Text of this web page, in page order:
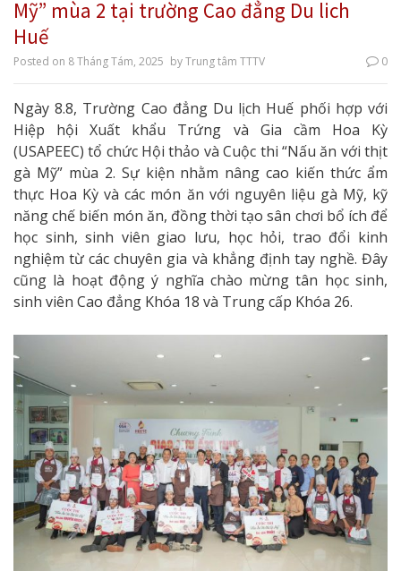
Mỹ” mùa 2 tại trường Cao đẳng Du lich
Huế
Posted on 8 Tháng Tám, 2025 byTrung tâm TTTV 0
Ngày 8.8, Trường Cao đẳng Du lịch Huế phối hợp với
Hiệp hội Xuất khẩu Trứng và Gia cầm Hoa Kỳ
(USAPEEC) tổ chức Hội thảo và Cuộc thi “Nấu ăn với thịt
gà Mỹ” mùa 2. Sự kiện nhằm nâng cao kiến thức ẩm
thực Hoa Kỳ và các món ăn với nguyên liệu gà Mỹ, kỹ
năng chế biến món ăn, đồng thời tạo sân chơi bổ ích để
học sinh, sinh viên giao lưu, học hỏi, trao đổi kinh
nghiệm từ các chuyên gia và khẳng định tay nghề. Đây
cũng là hoạt động ý nghĩa chào mừng tân học sinh,
sinh viên Cao đẳng Khóa 18 và Trung cấp Khóa 26.